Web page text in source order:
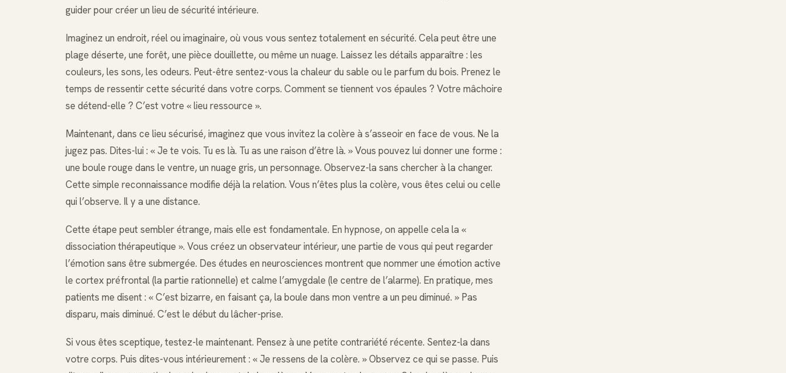
guider pour créer un lieu de sécurité intérieure.
Imaginez un endroit, réel ou imaginaire, où vous vous sentez totalement en sécurité. Cela peut être une
plage déserte, une forêt, une pièce douillette, ou même un nuage. Laissez les détails apparaître : les
couleurs, les sons, les odeurs. Peut-être sentez-vous la chaleur du sable ou le parfum du bois. Prenez le
temps de ressentir cette sécurité dans votre corps. Comment se tiennent vos épaules ? Votre mâchoire
se détend-elle ? C’est votre « lieu ressource ».
Maintenant, dans ce lieu sécurisé, imaginez que vous invitez la colère à s’asseoir en face de vous. Ne la
jugez pas. Dites-lui : « Je te vois. Tu es là. Tu as une raison d’être là. » Vous pouvez lui donner une forme :
une boule rouge dans le ventre, un nuage gris, un personnage. Observez-la sans chercher à la changer.
Cette simple reconnaissance modifie déjà la relation. Vous n’êtes plus la colère, vous êtes celui ou celle
qui l’observe. Il y a une distance.
Cette étape peut sembler étrange, mais elle est fondamentale. En hypnose, on appelle cela la «
dissociation thérapeutique ». Vous créez un observateur intérieur, une partie de vous qui peut regarder
l’émotion sans être submergée. Des études en neurosciences montrent que nommer une émotion active
le cortex préfrontal (la partie rationnelle) et calme l’amygdale (le centre de l’alarme). En pratique, mes
patients me disent : « C’est bizarre, en faisant ça, la boule dans mon ventre a un peu diminué. » Pas
disparu, mais diminué. C’est le début du lâcher-prise.
Si vous êtes sceptique, testez-le maintenant. Pensez à une petite contrariété récente. Sentez-la dans
votre corps. Puis dites-vous intérieurement : « Je ressens de la colère. » Observez ce qui se passe. Puis